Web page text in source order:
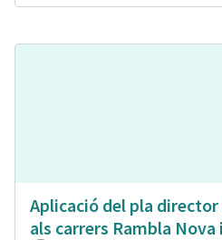
Aplicació del pla
als carrers Rambla